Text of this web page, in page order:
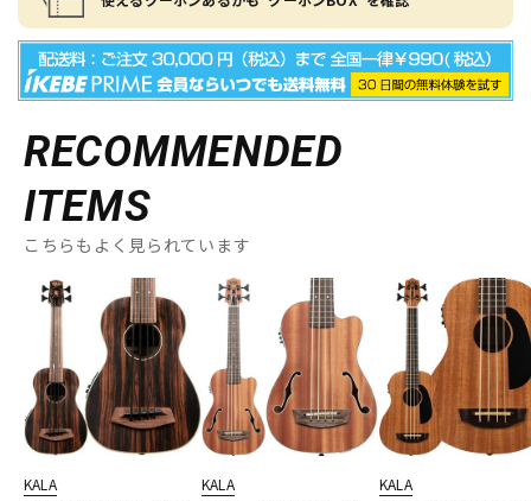
RECOMMENDED
ITEMS
こちらもよく見られています
KALA
KALA
KALA